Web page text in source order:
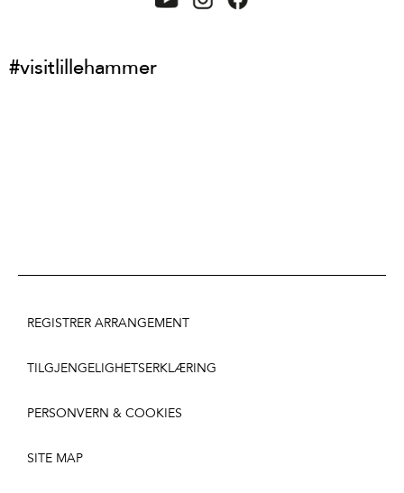
#visitlillehammer
REGISTRER ARRANGEMENT
TILGJENGELIGHETSERKLÆRING
PERSONVERN & COOKIES
SITE MAP